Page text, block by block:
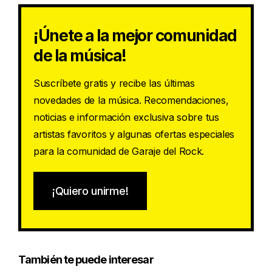
¡Únete a la mejor comunidad
de la música!
Suscríbete gratis y recibe las últimas
novedades de la música. Recomendaciones,
noticias e información exclusiva sobre tus
artistas favoritos y algunas ofertas especiales
para la comunidad de Garaje del Rock.
¡Quiero unirme!
También te puede interesar